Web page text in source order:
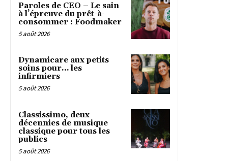
Paroles de CEO – Le sain
à l’épreuve du prêt-à-
consommer : Foodmaker
5 août 2026
Dynamicare aux petits
soins pour… les
infirmiers
5 août 2026
Classissimo, deux
décennies de musique
classique pour tous les
publics
5 août 2026